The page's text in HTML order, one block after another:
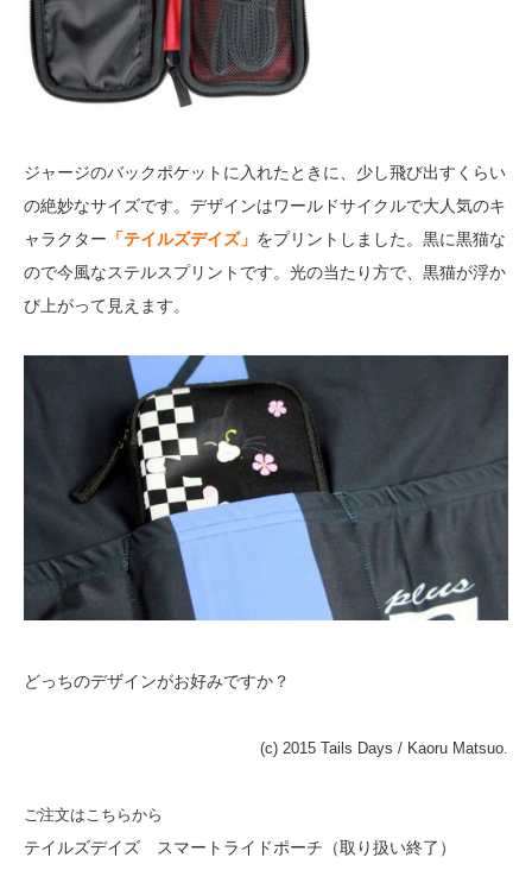
ジャージのバックポケットに入れたときに、少し飛び出すくらい
の絶妙なサイズです。デザインはワールドサイクルで大人気のキ
ャラクター 「テイルズデイズ」 をプリントしました。黒に黒猫な
ので今風なステルスプリントです。光の当たり方で、黒猫が浮か
び上がって見えます。
どっちのデザインがお好みですか？
(c) 2015 Tails Days / Kaoru Matsuo.
ご注文はこちらから
テイルズデイズ スマートライドポーチ（取り扱い終了）